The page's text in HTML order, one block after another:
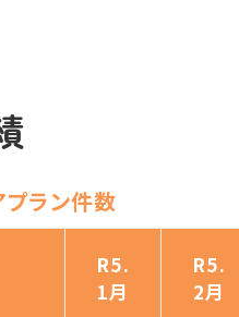
ラン件数
R5.
1月
R5.
2月